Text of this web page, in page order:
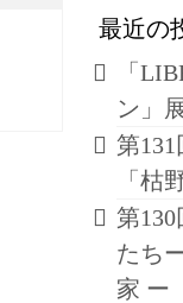
最近の
「
ン」
第
「枯
第
たち
家 ー